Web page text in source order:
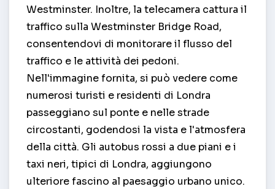
Westminster. Inoltre, la telecamera cattura il
traffico sulla Westminster Bridge Road,
consentendovi di monitorare il flusso del
traffico e le attività dei pedoni.
Nell'immagine fornita, si può vedere come
numerosi turisti e residenti di Londra
passeggiano sul ponte e nelle strade
circostanti, godendosi la vista e l'atmosfera
della città. Gli autobus rossi a due piani e i
taxi neri, tipici di Londra, aggiungono
ulteriore fascino al paesaggio urbano unico.